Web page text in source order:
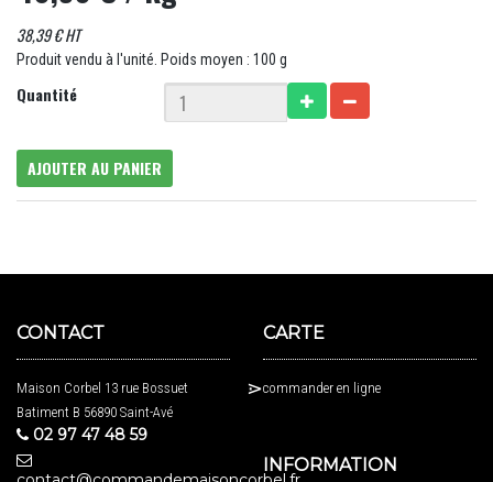
38,39 € HT
Produit vendu à l'unité. Poids moyen : 100 g
Quantité
AJOUTER AU PANIER
CONTACT
Maison Corbel 13 rue Bossuet
Batiment B 56890 Saint-Avé
02 97 47 48 59
CARTE
commander en ligne
INFORMATION